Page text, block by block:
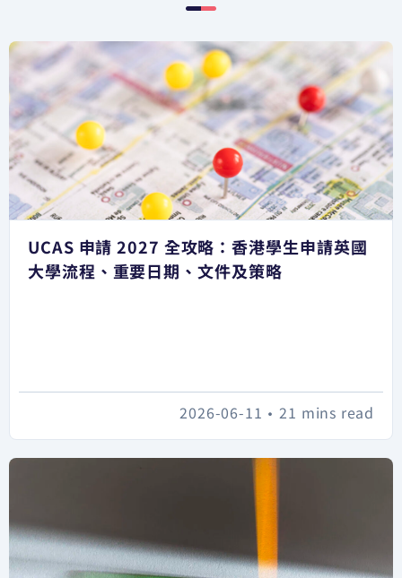
UCAS 申請 2027 全攻略：香港學生申請英國
大學流程、重要日期、文件及策略
21 mins read
•
2026-06-11